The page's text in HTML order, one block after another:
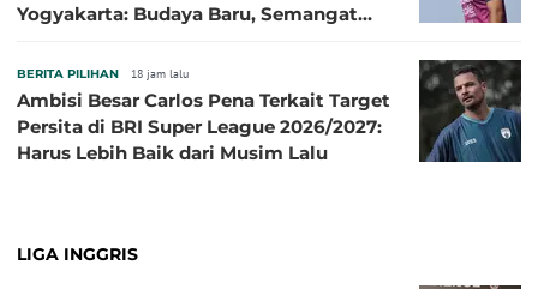
Yogyakarta: Budaya Baru, Semangat
BERITA PILIHAN 18 jam lalu
Ambisi Besar Carlos Pena Terkait Target
Persita di BRI Super League 2026/2027:
Harus Lebih Baik dari Musim Lalu
LIGA INGGRIS